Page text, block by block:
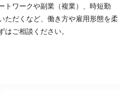
トワークや副業（複業）、時短勤
ただくなど、働き方や雇用形態を柔
ご相談ください。